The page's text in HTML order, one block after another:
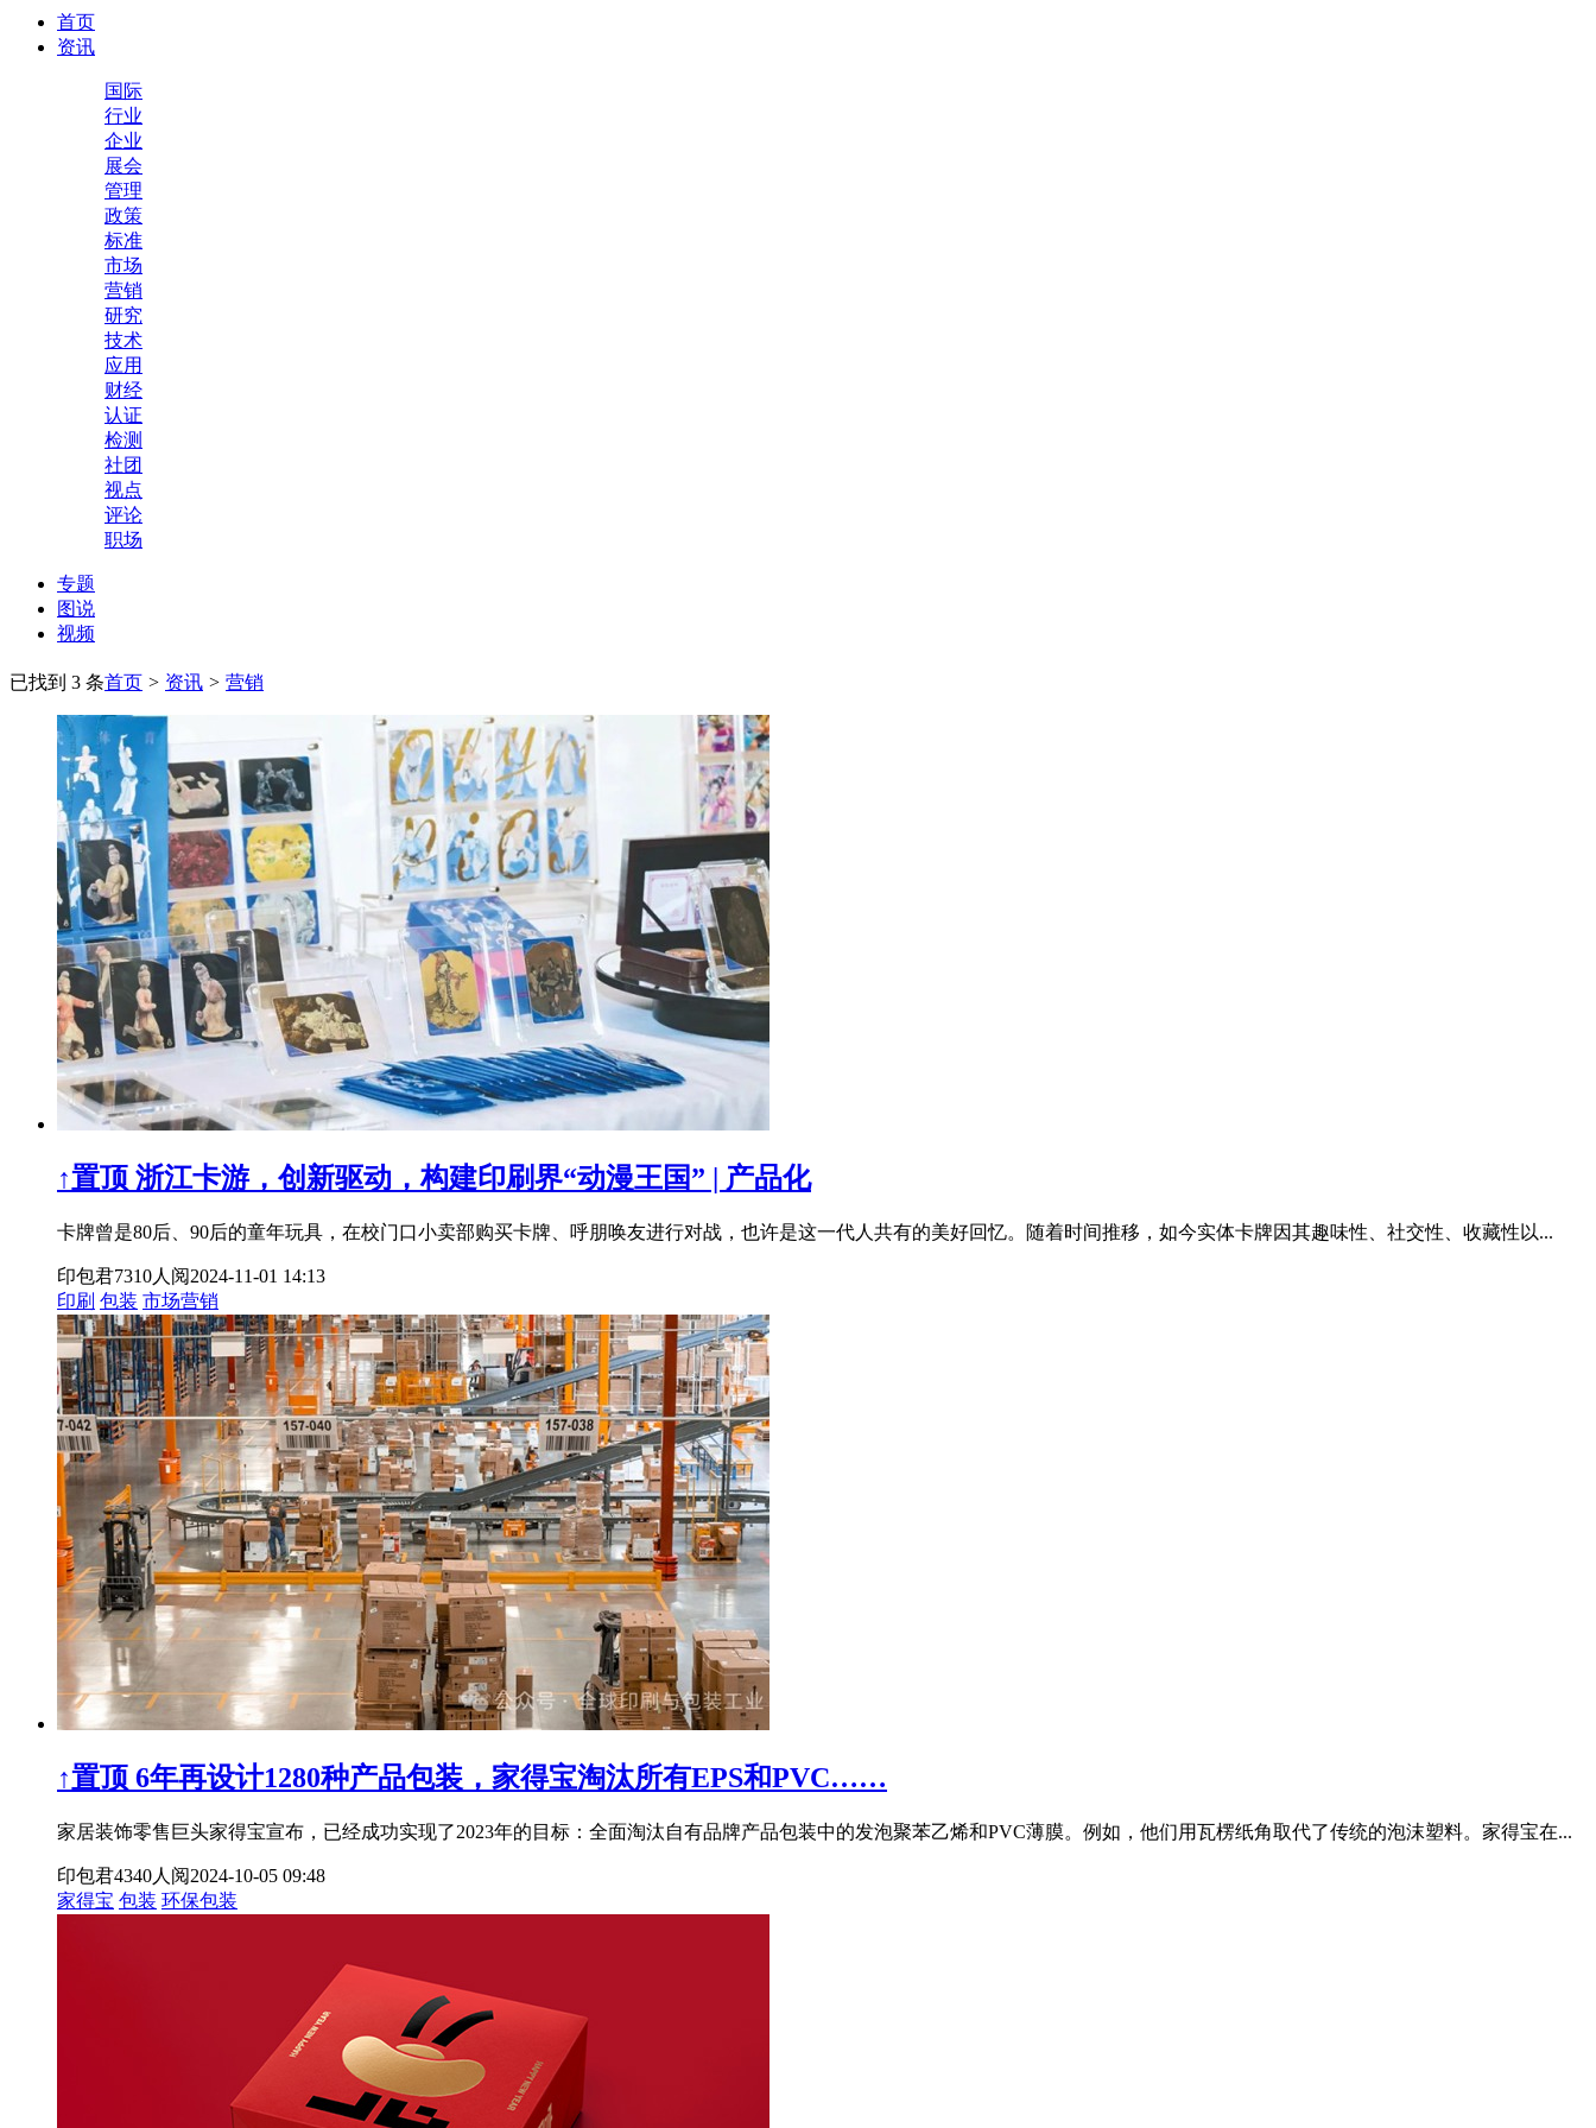
首页
资讯
国际
行业
企业
展会
管理
政策
标准
市场
营销
研究
技术
应用
财经
认证
检测
社团
视点
评论
职场
专题
图说
视频
已找到 3 条首页 > 资讯 > 营销
↑置顶 浙江卡游，创新驱动，构建印刷界“动漫王国” | 产品化
卡牌曾是80后、90后的童年玩具，在校门口小卖部购买卡牌、呼朋唤友进行对战，也许是这一代人共有的美好回忆。随着时间推移，如今实体卡牌因其趣味性、社交性、收藏性以...
印包君7310人阅2024-11-01 14:13
印刷 包装 市场营销
↑置顶 6年再设计1280种产品包装，家得宝淘汰所有EPS和PVC……
家居装饰零售巨头家得宝宣布，已经成功实现了2023年的目标：全面淘汰自有品牌产品包装中的发泡聚苯乙烯和PVC薄膜。例如，他们用瓦楞纸角取代了传统的泡沫塑料。家得宝在...
印包君4340人阅2024-10-05 09:48
家得宝 包装 环保包装